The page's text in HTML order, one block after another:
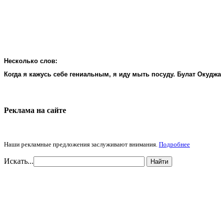
Несколько слов:
Когда я кажусь себе гениальным, я иду мыть посуду. Булат
Реклама на cайте
Наши рекламные предложения заслуживают внимания. Подробнее
Искать... Найти